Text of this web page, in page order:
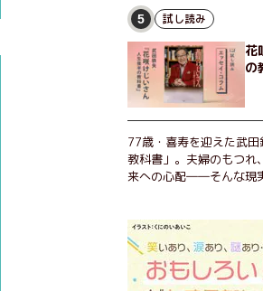
5 試し読み
花
の
77歳・喜寿を迎えた武
教科書」。夫婦のもつれ
来への心配――そんな現
経験をもとに繰り出さ
まだ人生これから！ 読
冊。